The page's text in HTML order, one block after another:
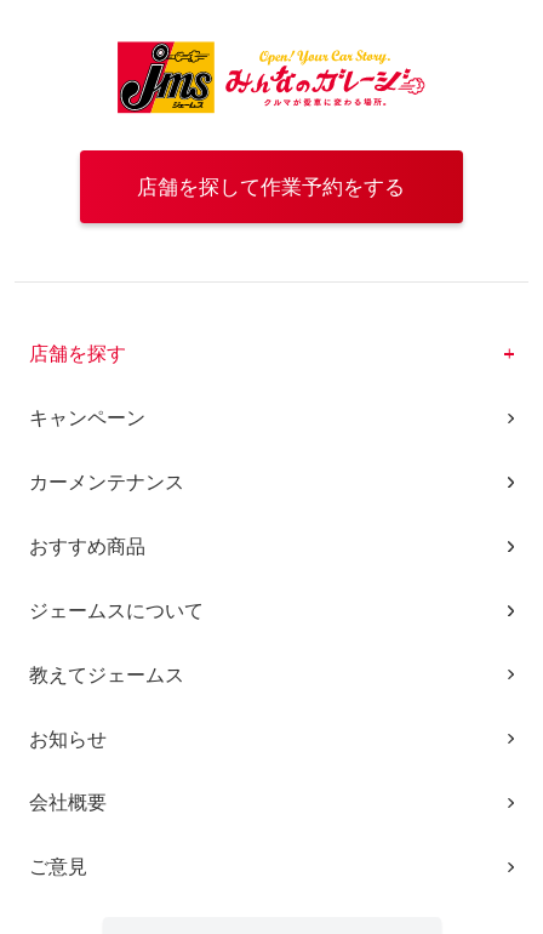
店舗を探して作業予約をする
店舗を探す
キャンペーン
カーメンテナンス
おすすめ商品
ジェームスについて
教えてジェームス
お知らせ
会社概要
ご意見